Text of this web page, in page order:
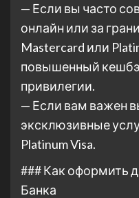
— Если вы часто
онлайн или за
Mastercard или
повышенный
привилегии.
— Если вам важен
эксклюзивные
Platinum Visa.
### Как оформить
Банка